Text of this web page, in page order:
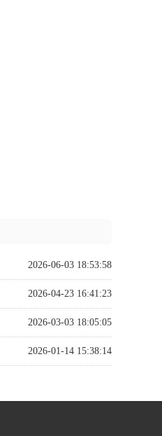
2026-06-03 18:53:58
2026-04-23 16:41:23
2026-03-03 18:05:05
2026-01-14 15:38:14